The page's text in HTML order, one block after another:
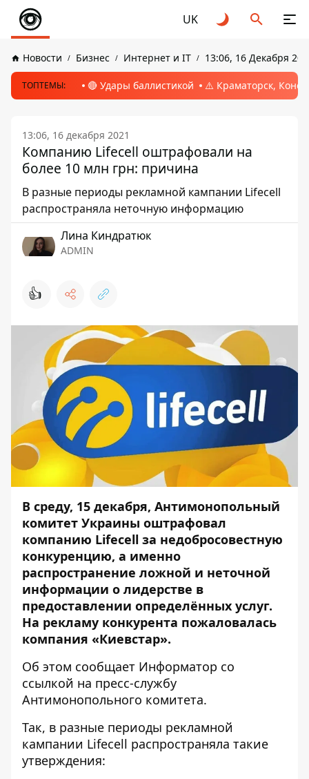
UK
Новости Бизнес Интернет и IT 13:06, 16 Декабря
ТОПТЕМЫ: 🔴 Удары баллистикой ⚠️ Краматорск,
13:06, 16 декабря 2021
Компанию Lifecell оштрафовали на
более 10 млн грн: причина
В разные периоды рекламной кампании Lifecell
распространяла неточную информацию
Лина Киндратюк
ADMIN
👍
В среду, 15 декабря, Антимонопольный
комитет Украины оштрафовал
компанию Lifecell за недобросовестную
конкуренцию, а именно
распространение ложной и неточной
информации о лидерстве в
предоставлении определённых услуг.
На рекламу конкурента пожаловалась
компания «Киевстар».
Об этом сообщает Информатор со
ссылкой на пресс-службу
Антимонопольного комитета.
Так, в разные периоды рекламной
кампании Lifecell распространяла такие
утверждения: